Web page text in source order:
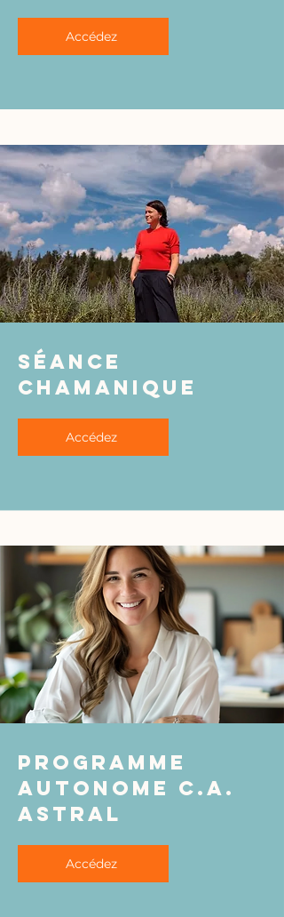
Accédez
séance
chamanique
Accédez
programme
autonome C.A.
astral
Accédez